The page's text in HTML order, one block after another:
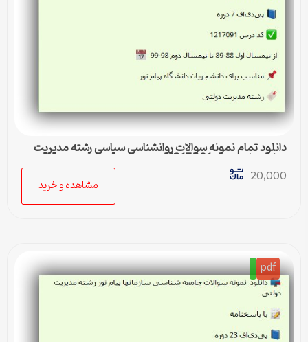
دانلود تمام نمونه سوالات روانشناسی سیاسی رشته مدیریت
دولتی پیام نور کد 1217091
20,000
مشاهده و خرید
pdf